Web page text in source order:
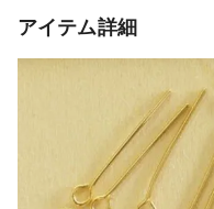
アイテム詳細